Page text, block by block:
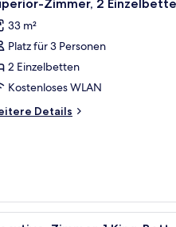
Einzelbetten,
Zimmer, 2
33 m²
Platz für 3 Personen
2 Einzelbetten
Kostenloses WLAN
Details
und Fernseher.